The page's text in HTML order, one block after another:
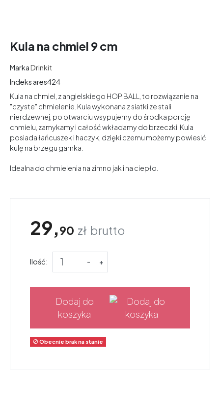
Kula na chmiel 9 cm
MarkaDrinkit
Indeks ares424
Kula na chmiel, z angielskiego HOP BALL, to rozwiązanie na
"czyste" chmielenie. Kula wykonana z siatki ze stali
nierdzewnej, po otwarciu wsypujemy do środka porcję
chmielu, zamykamy i całość wkładamy do brzeczki. Kula
posiada łańcuszek i haczyk, dzięki czemu możemy powiesić
kulę na brzegu garnka.
Idealna do chmielenia na zimno jak i na ciepło.
29,90 zł brutto
Ilość: - +
Dodaj do
koszyka
 Obecnie brak na stanie